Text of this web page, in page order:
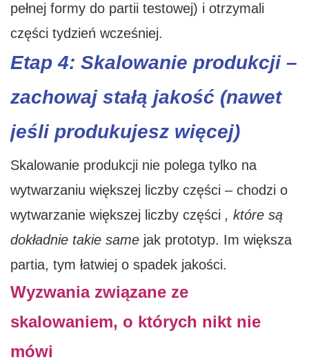
pełnej formy do partii testowej) i otrzymali
części tydzień wcześniej.
Etap 4: Skalowanie produkcji –
zachowaj stałą jakość (nawet
jeśli produkujesz więcej)
Skalowanie produkcji nie polega tylko na
wytwarzaniu większej liczby części – chodzi o
wytwarzanie większej liczby części , które są
dokładnie takie same jak prototyp. Im większa
partia, tym łatwiej o spadek jakości.
Wyzwania związane ze
skalowaniem, o których nikt nie
mówi